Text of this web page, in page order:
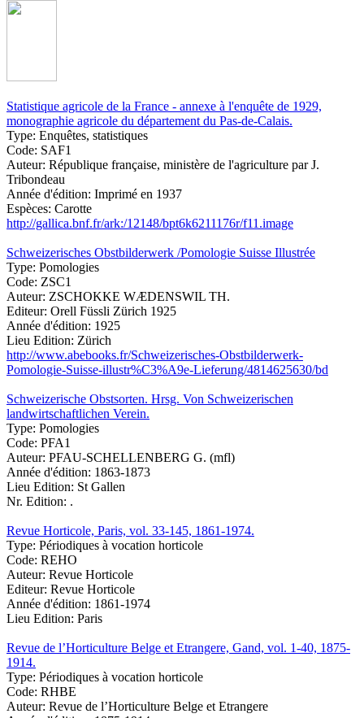
Statistique agricole de la France - annexe à l'enquête de 1929,
monographie agricole du département du Pas-de-Calais.
Type: Enquêtes, statistiques
Code: SAF1
Auteur: République française, ministère de l'agriculture par J.
Tribondeau
Année d'édition: Imprimé en 1937
Espèces: Carotte
http://gallica.bnf.fr/ark:/12148/bpt6k6211176r/f11.image
Schweizerisches Obstbilderwerk /Pomologie Suisse Illustrée
Type: Pomologies
Code: ZSC1
Auteur: ZSCHOKKE WÆDENSWIL TH.
Editeur: Orell Füssli Zürich 1925
Année d'édition: 1925
Lieu Edition: Zürich
http://www.abebooks.fr/Schweizerisches-Obstbilderwerk-
Pomologie-Suisse-illustr%C3%A9e-Lieferung/4814625630/bd
Schweizerische Obstsorten. Hrsg. Von Schweizerischen
landwirtschaftlichen Verein.
Type: Pomologies
Code: PFA1
Auteur: PFAU-SCHELLENBERG G. (mfl)
Année d'édition: 1863-1873
Lieu Edition: St Gallen
Nr. Edition: .
Revue Horticole, Paris, vol. 33-145, 1861-1974.
Type: Périodiques à vocation horticole
Code: REHO
Auteur: Revue Horticole
Editeur: Revue Horticole
Année d'édition: 1861-1974
Lieu Edition: Paris
Revue de l’Horticulture Belge et Etrangere, Gand, vol. 1-40, 1875-
1914.
Type: Périodiques à vocation horticole
Code: RHBE
Auteur: Revue de l’Horticulture Belge et Etrangere